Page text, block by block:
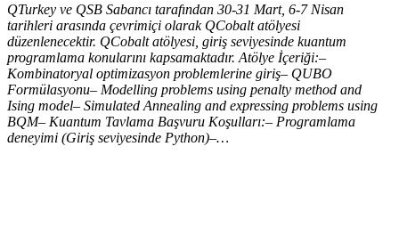
QTurkey ve QSB Sabancı tarafından 30-31 Mart, 6-7 Nisan
tarihleri arasında çevrimiçi olarak QCobalt atölyesi
düzenlenecektir. QCobalt atölyesi, giriş seviyesinde kuantum
programlama konularını kapsamaktadır. Atölye İçeriği:–
Kombinatoryal optimizasyon problemlerine giriş– QUBO
Formülasyonu– Modelling problems using penalty method and
Ising model– Simulated Annealing and expressing problems using
BQM– Kuantum Tavlama Başvuru Koşulları:– Programlama
deneyimi (Giriş seviyesinde Python)–…